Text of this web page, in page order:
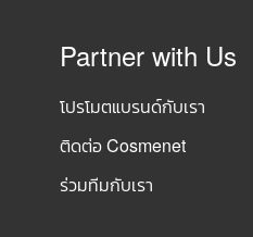
Partner with Us
โปรโมตแบรนด์กับเรา
ติดต่อ Cosmenet
ร่วมทีมกับเรา